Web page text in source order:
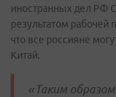
иностранных дел РФ
результатом рабочей
что все россияне
Китай.
«Таким